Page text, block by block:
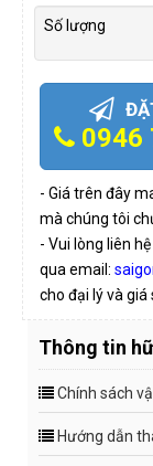
Số lượng
0946
- Giá trên đây
mà chúng tôi
- Vui lòng liên hệ
qua email:
cho đại lý và giá
Thông tin
Chính sách
Hướng dẫn